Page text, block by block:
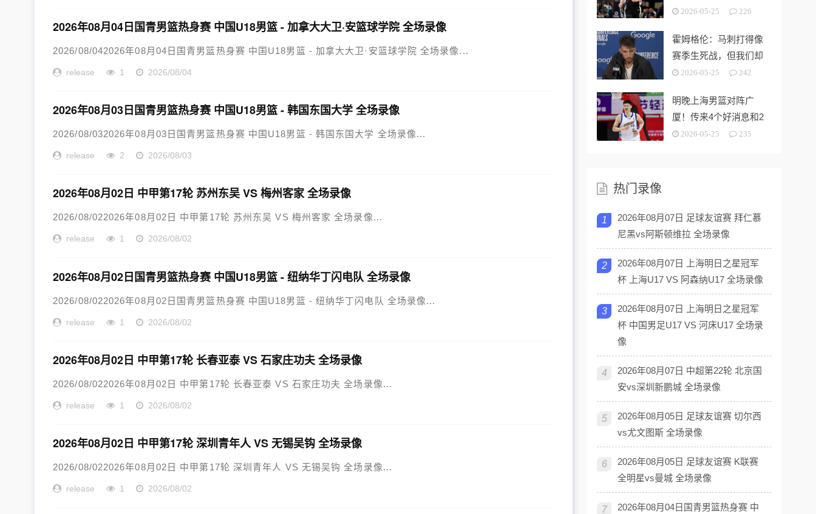
2026年08月04日国青男篮热身赛 中国U18男篮 - 加拿大大卫·安篮球学院 全场录像
2026/08/042026年08月04日国青男篮热身赛 中国U18男篮 - 加拿大大卫·安篮球学院 全场录像...
release 1 2026/08/04
2026年08月03日国青男篮热身赛 中国U18男篮 - 韩国东国大学 全场录像
2026/08/032026年08月03日国青男篮热身赛 中国U18男篮 - 韩国东国大学 全场录像...
release 2 2026/08/03
2026年08月02日 中甲第17轮 苏州东吴 VS 梅州客家 全场录像
2026/08/022026年08月02日 中甲第17轮 苏州东吴 VS 梅州客家 全场录像...
release 1 2026/08/02
2026年08月02日国青男篮热身赛 中国U18男篮 - 纽纳华丁闪电队 全场录像
2026/08/022026年08月02日国青男篮热身赛 中国U18男篮 - 纽纳华丁闪电队 全场录像...
release 1 2026/08/02
2026年08月02日 中甲第17轮 长春亚泰 VS 石家庄功夫 全场录像
2026/08/022026年08月02日 中甲第17轮 长春亚泰 VS 石家庄功夫 全场录像...
release 1 2026/08/02
2026年08月02日 中甲第17轮 深圳青年人 VS 无锡吴钩 全场录像
2026/08/022026年08月02日 中甲第17轮 深圳青年人 VS 无锡吴钩 全场录像...
release 1 2026/08/02
战奥利尼克要来了
2026-05-25 226
霍姆格伦：马刺打得像
赛季生死战，但我们却
没找到赢球的办法
2026-05-25 242
明晚上海男篮对阵广
厦！传来4个好消息和2
个坏消息，能拿下开门
2026-05-25 235
热门录像
1
2026年08月07日 足球友谊赛 拜仁慕
尼黑vs阿斯顿维拉 全场录像
2
2026年08月07日 上海明日之星冠军
杯 上海U17 VS 阿森纳U17 全场录像
3
2026年08月07日 上海明日之星冠军
杯 中国男足U17 VS 河床U17 全场录
像
4
2026年08月07日 中超第22轮 北京国
安vs深圳新鹏城 全场录像
5
2026年08月05日 足球友谊赛 切尔西
vs尤文图斯 全场录像
6
2026年08月05日 足球友谊赛 K联赛
全明星vs曼城 全场录像
7
2026年08月04日国青男篮热身赛 中